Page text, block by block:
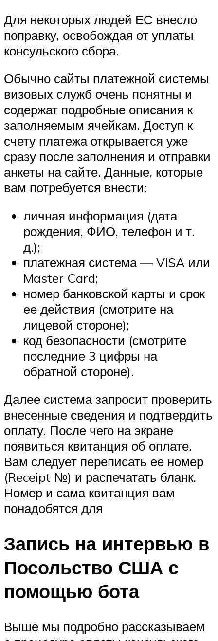
Для некоторых людей ЕС внесло
поправку, освобождая от уплаты
консульского сбора.
Обычно сайты платежной системы
визовых служб очень понятны и
содержат подробные описания к
заполняемым ячейкам. Доступ к
счету платежа открывается уже
сразу после заполнения и отправки
анкеты на сайте. Данные, которые
вам потребуется внести:
личная информация (дата
рождения, ФИО, телефон и т.
д.);
платежная система — VISA или
Master Card;
номер банковской карты и срок
ее действия (смотрите на
лицевой стороне);
код безопасности (смотрите
последние 3 цифры на
обратной стороне).
Далее система запросит проверить
внесенные сведения и подтвердить
оплату. После чего на экране
появиться квитанция об оплате.
Вам следует переписать ее номер
(Receipt №) и распечатать бланк.
Номер и сама квитанция вам
понадобятся для
Запись на интервью в
Посольство США с
помощью бота
Выше мы подробно рассказываем